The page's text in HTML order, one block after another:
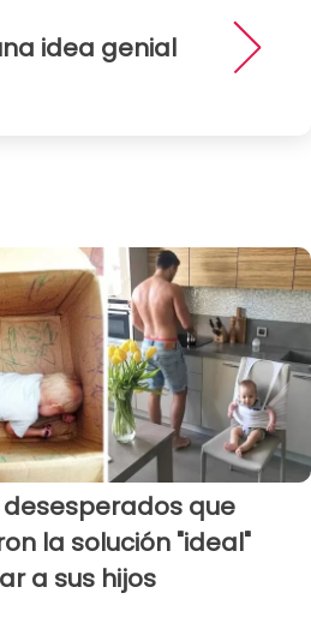
idea genial
desesperados que
la solución "ideal"
a sus hijos